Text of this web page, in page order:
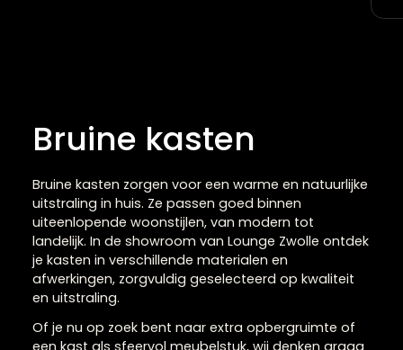
Bruine kasten